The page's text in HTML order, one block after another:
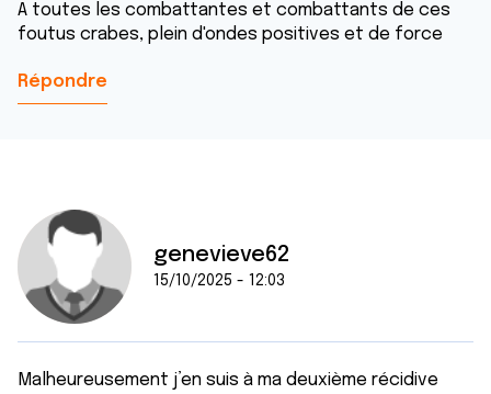
A toutes les combattantes et combattants de ces
foutus crabes, plein d'ondes positives et de force
Répondre
genevieve62
15/10/2025 - 12:03
Malheureusement j’en suis à ma deuxième récidive